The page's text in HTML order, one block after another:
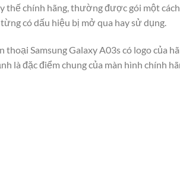
chính hãng, thường được gói một
có dấu hiệu bị mở qua hay sử dụng.
Samsung Galaxy A03s có logo của
là đặc điểm chung của màn hình chính